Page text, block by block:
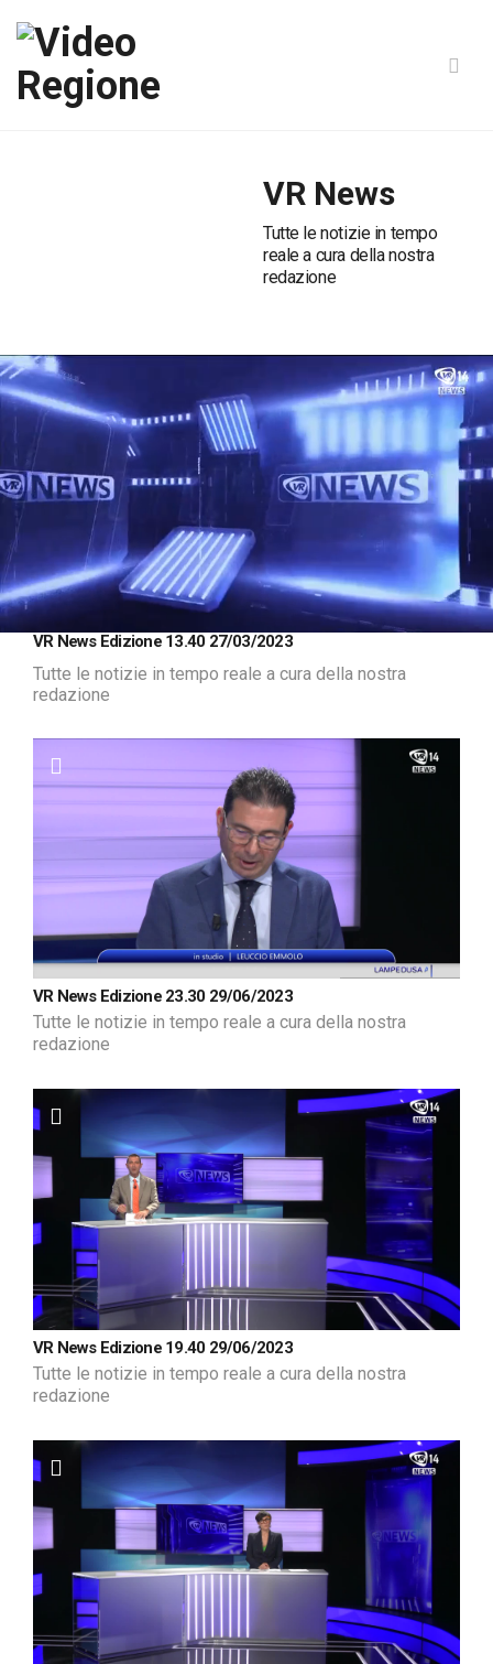
VR News
Tutte le notizie in tempo
reale a cura della nostra
redazione
1.19%
VR News Edizione 13.40 27/03/2023
Tutte le notizie in tempo reale a cura della nostra
redazione
VR News Edizione 23.30 29/06/2023
Tutte le notizie in tempo reale a cura della nostra
redazione
VR News Edizione 19.40 29/06/2023
Tutte le notizie in tempo reale a cura della nostra
redazione